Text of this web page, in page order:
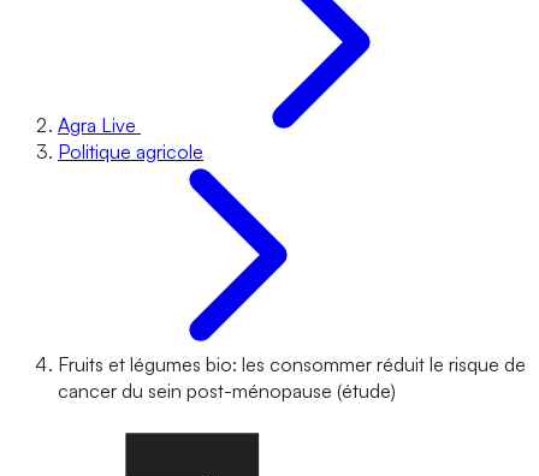
Agra Live
Politique agricole
Fruits et légumes bio: les consommer réduit le risque de
cancer du sein post-ménopause (étude)